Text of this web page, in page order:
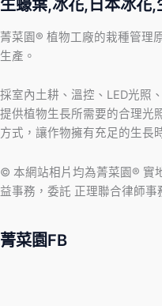
生蠔葉,冰花,日本冰花,
菁菜園® 植物工廠的栽種管理
生產。
採室內土耕、溫控、LED光照
提供植物生長所需要的合理光
方式，讓作物擁有充足的生長
© 本網站相片均為菁菜園® 實
益事務，委託 正理聯合律師事
菁菜園FB